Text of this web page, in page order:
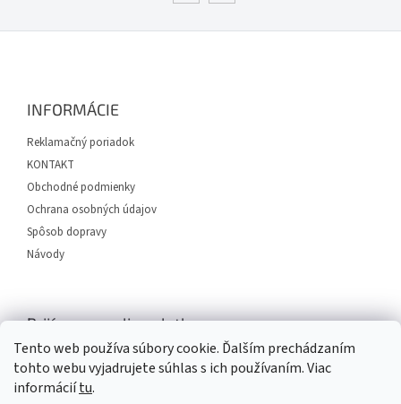
Tento web používa súbory cookie. Ďalším prechádzaním
tohto webu vyjadrujete súhlas s ich používaním. Viac
informáciítu.
INFORMÁCIE
Reklamačný poriadok
KONTAKT
Obchodné podmienky
Ochrana osobných údajov
Spôsob dopravy
Návody
Prijímame online platby